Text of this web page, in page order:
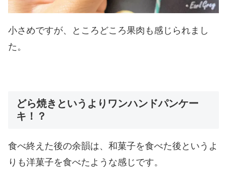
小さめですが、ところどころ果肉も感じられまし
た。
どら焼きというよりワンハンドパンケー
キ！？
食べ終えた後の余韻は、和菓子を食べた後というよ
りも洋菓子を食べたような感じです。